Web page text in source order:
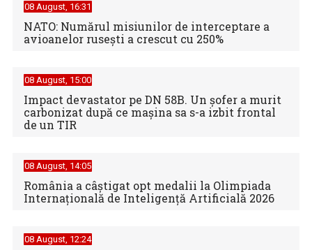
08 August, 16:31
NATO: Numărul misiunilor de interceptare a
avioanelor ruseşti a crescut cu 250%
08 August, 15:00
Impact devastator pe DN 58B. Un șofer a murit
carbonizat după ce mașina sa s-a izbit frontal
de un TIR
08 August, 14:05
România a câștigat opt medalii la Olimpiada
Internațională de Inteligență Artificială 2026
08 August, 12:24